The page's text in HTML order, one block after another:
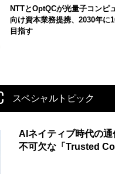
NTTとOptQCが光量子コンピ
向け資本業務提携、2030年に
目指す
スペシャルトピック
AIネイティブ時代の通
不可欠な「Trusted